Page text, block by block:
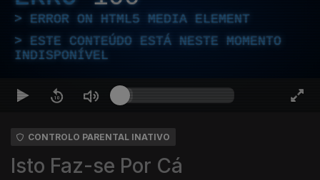
ERROR ON HTML5 MEDIA ELEMENT
ESTE CONTEÚDO ESTÁ NESTE MOMENTO
INDISPONÍVEL
CONTROLO PARENTAL INATIVO
Isto Faz-se Por Cá